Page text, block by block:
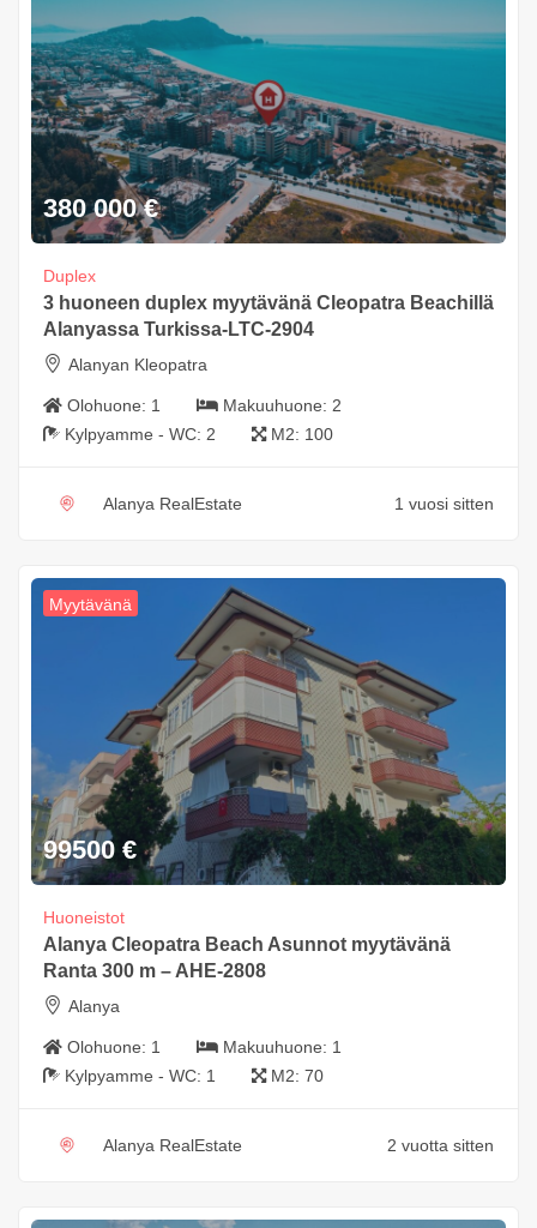
380 000 €
Duplex
3 huoneen duplex myytävänä Cleopatra Beachillä
Alanyassa Turkissa-LTC-2904
Alanyan Kleopatra
Olohuone: 1 Makuuhuone: 2
Kylpyamme - WC: 2 M2: 100
Alanya RealEstate 1 vuosi sitten
Myytävänä
99500 €
Huoneistot
Alanya Cleopatra Beach Asunnot myytävänä
Ranta 300 m – AHE-2808
Alanya
Olohuone: 1 Makuuhuone: 1
Kylpyamme - WC: 1 M2: 70
Alanya RealEstate 2 vuotta sitten